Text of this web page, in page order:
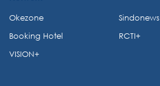
Okezone
Booking Hotel
VISION+
Sindonews
RCTI+